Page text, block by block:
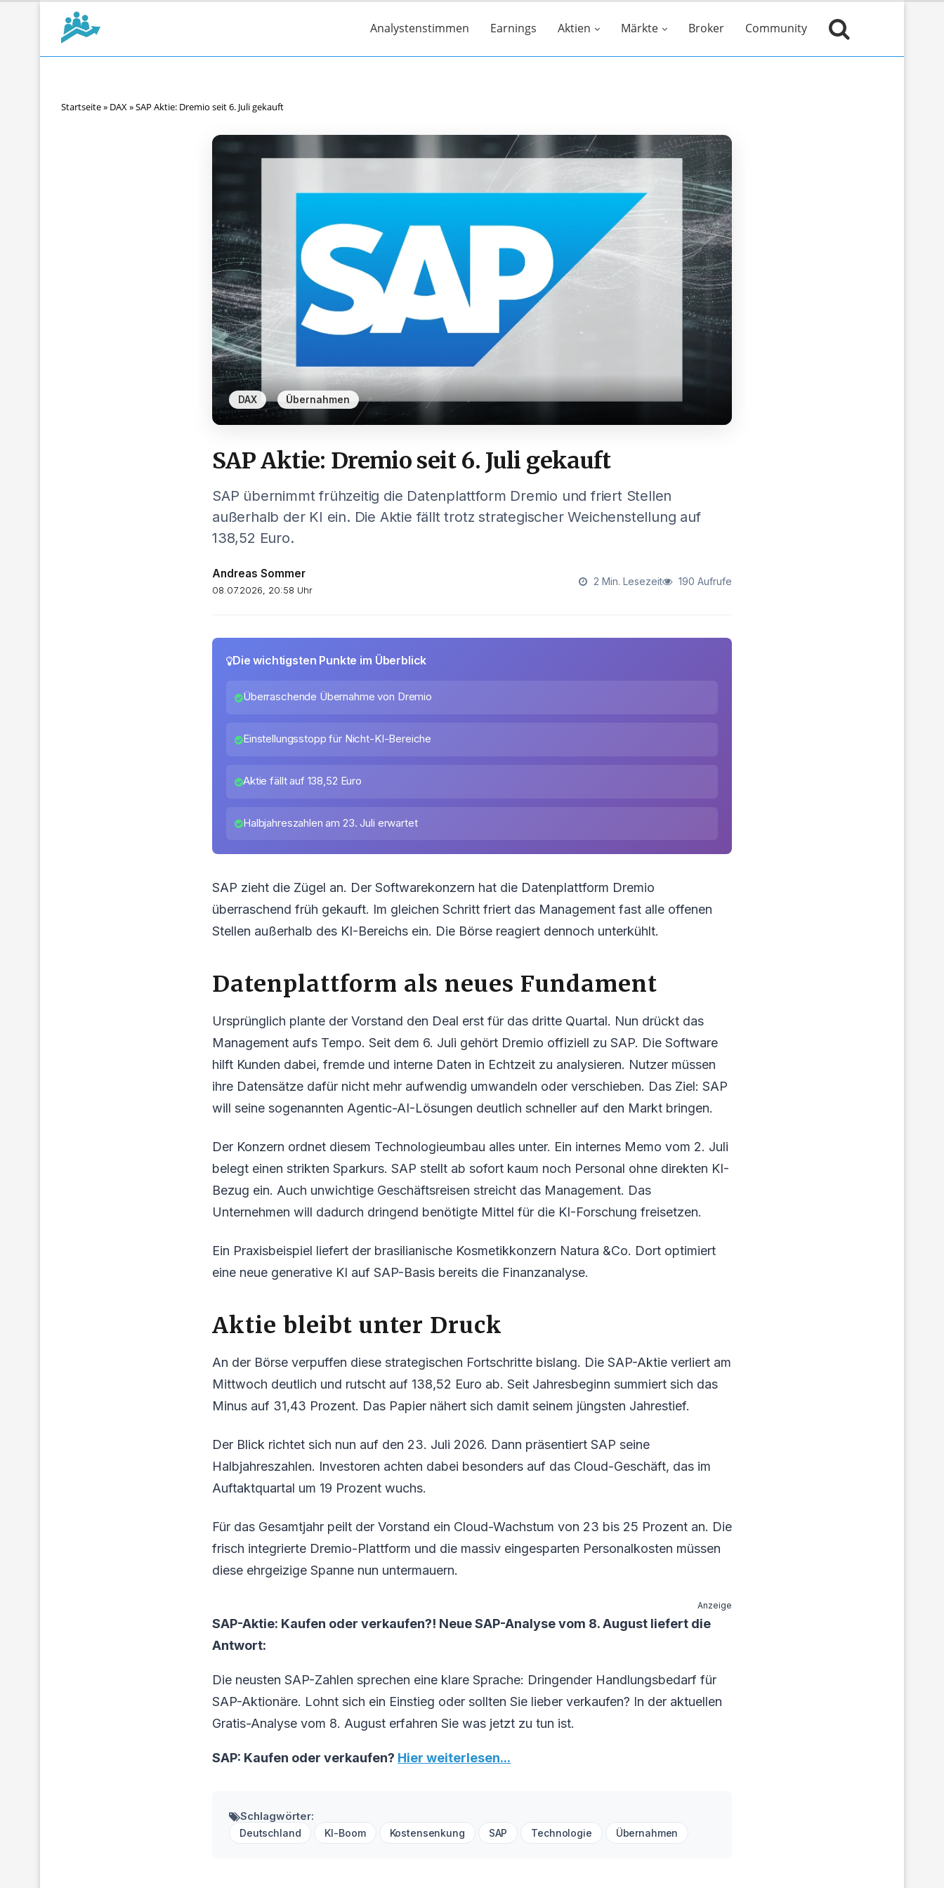
Analystenstimmen Earnings Aktien Märkte Broker Community
Startseite» DAX»SAP Aktie: Dremio seit 6. Juli gekauft
DAX , Übernahmen
SAP Aktie: Dremio seit 6. Juli gekauft
SAP übernimmt frühzeitig die Datenplattform Dremio und friert Stellen
außerhalb der KI ein. Die Aktie fällt trotz strategischer Weichenstellung auf
138,52 Euro.
Andreas Sommer
08.07.2026, 20:58 Uhr
2 Min. Lesezeit 190 Aufrufe
Die wichtigsten Punkte im Überblick
Überraschende Übernahme von Dremio
Einstellungsstopp für Nicht-KI-Bereiche
Aktie fällt auf 138,52 Euro
Halbjahreszahlen am 23. Juli erwartet
SAP zieht die Zügel an. Der Softwarekonzern hat die Datenplattform Dremio
überraschend früh gekauft. Im gleichen Schritt friert das Management fast alle offenen
Stellen außerhalb des KI-Bereichs ein. Die Börse reagiert dennoch unterkühlt.
Datenplattform als neues Fundament
Ursprünglich plante der Vorstand den Deal erst für das dritte Quartal. Nun drückt das
Management aufs Tempo. Seit dem 6. Juli gehört Dremio offiziell zu SAP. Die Software
hilft Kunden dabei, fremde und interne Daten in Echtzeit zu analysieren. Nutzer müssen
ihre Datensätze dafür nicht mehr aufwendig umwandeln oder verschieben. Das Ziel: SAP
will seine sogenannten Agentic-AI-Lösungen deutlich schneller auf den Markt bringen.
Der Konzern ordnet diesem Technologieumbau alles unter. Ein internes Memo vom 2. Juli
belegt einen strikten Sparkurs. SAP stellt ab sofort kaum noch Personal ohne direkten KI-
Bezug ein. Auch unwichtige Geschäftsreisen streicht das Management. Das
Unternehmen will dadurch dringend benötigte Mittel für die KI-Forschung freisetzen.
Ein Praxisbeispiel liefert der brasilianische Kosmetikkonzern Natura &Co. Dort optimiert
eine neue generative KI auf SAP-Basis bereits die Finanzanalyse.
Aktie bleibt unter Druck
An der Börse verpuffen diese strategischen Fortschritte bislang. Die SAP-Aktie verliert am
Mittwoch deutlich und rutscht auf 138,52 Euro ab. Seit Jahresbeginn summiert sich das
Minus auf 31,43 Prozent. Das Papier nähert sich damit seinem jüngsten Jahrestief.
Der Blick richtet sich nun auf den 23. Juli 2026. Dann präsentiert SAP seine
Halbjahreszahlen. Investoren achten dabei besonders auf das Cloud-Geschäft, das im
Auftaktquartal um 19 Prozent wuchs.
Für das Gesamtjahr peilt der Vorstand ein Cloud-Wachstum von 23 bis 25 Prozent an. Die
frisch integrierte Dremio-Plattform und die massiv eingesparten Personalkosten müssen
diese ehrgeizige Spanne nun untermauern.
Anzeige
SAP-Aktie: Kaufen oder verkaufen?! Neue SAP-Analyse vom 8. August liefert die
Antwort:
Die neusten SAP-Zahlen sprechen eine klare Sprache: Dringender Handlungsbedarf für
SAP-Aktionäre. Lohnt sich ein Einstieg oder sollten Sie lieber verkaufen? In der aktuellen
Gratis-Analyse vom 8. August erfahren Sie was jetzt zu tun ist.
SAP: Kaufen oder verkaufen? Hier weiterlesen...
Schlagwörter:
Deutschland KI-Boom Kostensenkung SAP Technologie Übernahmen